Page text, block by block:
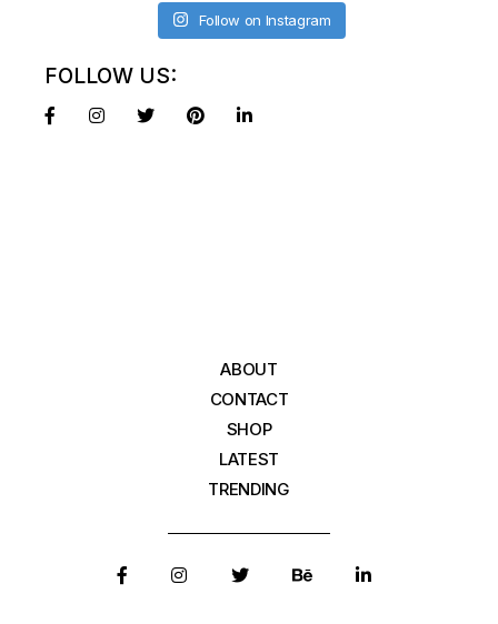
Follow on Instagram
FOLLOW US:
ABOUT
CONTACT
SHOP
LATEST
TRENDING